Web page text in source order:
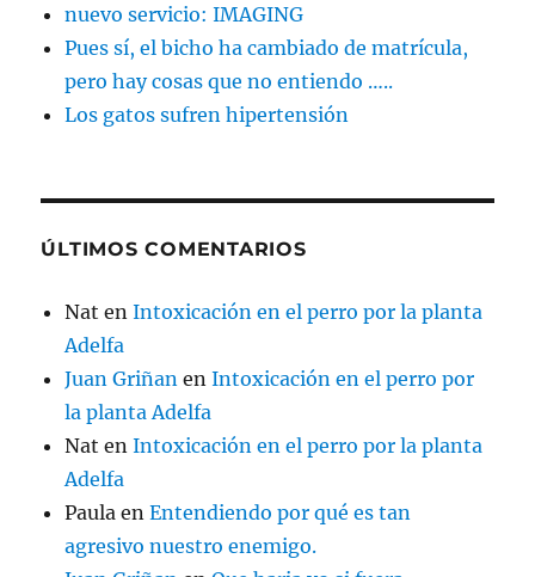
nuevo servicio: IMAGING
Pues sí, el bicho ha cambiado de matrícula,
pero hay cosas que no entiendo …..
Los gatos sufren hipertensión
ÚLTIMOS COMENTARIOS
Nat enIntoxicación en el perro por la planta
Adelfa
Juan Griñan enIntoxicación en el perro por
la planta Adelfa
Nat enIntoxicación en el perro por la planta
Adelfa
Paula enEntendiendo por qué es tan
agresivo nuestro enemigo.